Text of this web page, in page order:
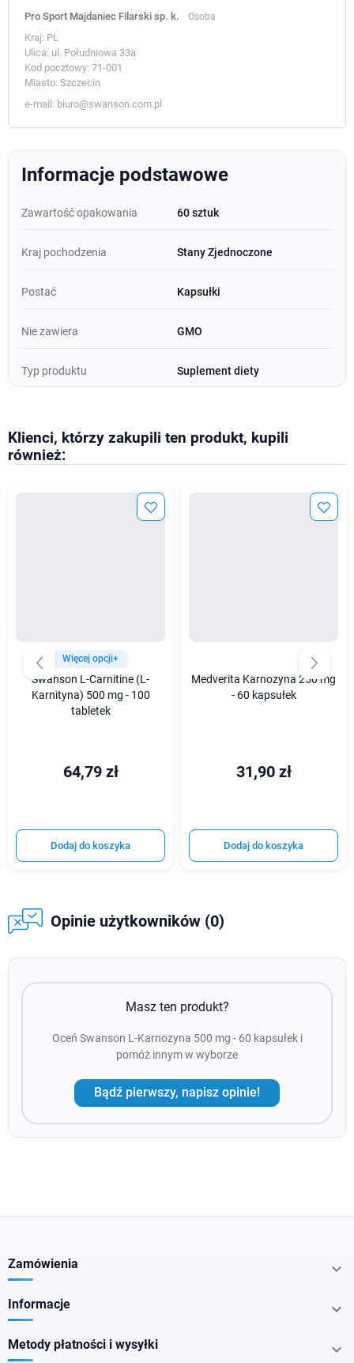
Pro Sport Majdaniec Filarski sp. k. Osoba
Kraj: PL
Ulica: ul. Południowa 33a
Kod pocztowy: 71-001
Miasto: Szczecin
e-mail: biuro@swanson.com.pl
Informacje podstawowe
Zawartość opakowania 60 sztuk
Kraj pochodzenia Stany Zjednoczone
Postać Kapsułki
Nie zawiera GMO
Typ produktu Suplement diety
Klienci, którzy zakupili ten produkt, kupili
również:
Więcej opcji+
Swanson L-Carnitine (L-
Karnityna) 500 mg - 100
tabletek
64,79 zł
Dodaj do koszyka
Medverita Karnozyna 250 mg
- 60 kapsułek
31,90 zł
Dodaj do koszyka
Opinie użytkowników (0)
Masz ten produkt?
Oceń Swanson L-Karnozyna 500 mg - 60 kapsułek i
pomóż innym w wyborze
Bądź pierwszy, napisz opinie!
Zamówienia 
Informacje 
Metody płatności i wysyłki 